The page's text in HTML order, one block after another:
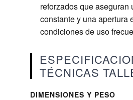
reforzados que aseguran
constante y una apertura
condiciones de uso
TÉCNICAS
DIMENSIONES Y PESO